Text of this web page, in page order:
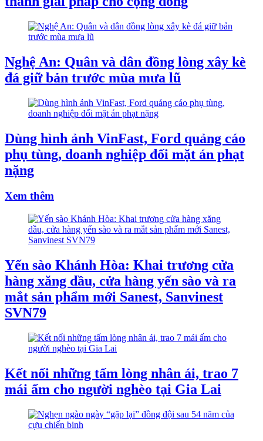
Nghệ An: Quân và dân đồng lòng xây kè
đá giữ bản trước mùa mưa lũ
Dùng hình ảnh VinFast, Ford quảng cáo
phụ tùng, doanh nghiệp đối mặt án phạt
nặng
Xem thêm
Yến sào Khánh Hòa: Khai trương cửa
hàng xăng dầu, cửa hàng yến sào và ra
mắt sản phẩm mới Sanest, Sanvinest
SVN79
Kết nối những tấm lòng nhân ái, trao 7
mái ấm cho người nghèo tại Gia Lai